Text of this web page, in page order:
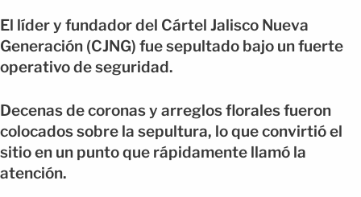
El líder y fundador del Cártel Jalisco Nueva
Generación (CJNG) fue sepultado bajo un fuerte
operativo de seguridad.
Decenas de coronas y arreglos florales fueron
colocados sobre la sepultura, lo que convirtió el
sitio en un punto que rápidamente llamó la
atención.